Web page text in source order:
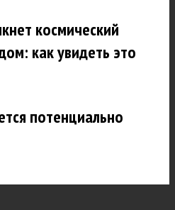
космический
как увидеть это
потенциально